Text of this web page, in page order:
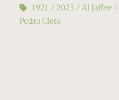
1921
2023 Al Jaffee
Pedro Cleto